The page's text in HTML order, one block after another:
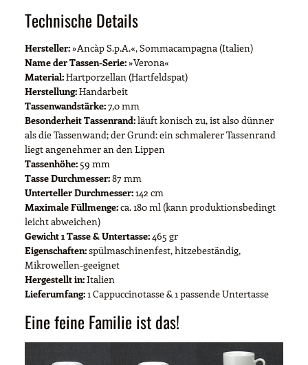
Technische Details
Hersteller:»Ancàp S.p.A.«, Sommacampagna (Italien)
Name der Tassen-Serie:»Verona«
Material:Hartporzellan (Hartfeldspat)
Herstellung:Handarbeit
Tassenwandstärke:7,0 mm
Besonderheit Tassenrand:läuft konisch zu, ist also dünner
als die Tassenwand; der Grund: ein schmalerer Tassenrand
liegt angenehmer an den Lippen
Tassenhöhe: 59 mm
Tasse Durchmesser:87 mm
Unterteller Durchmesser:142 cm
Maximale Füllmenge:ca. 180 ml (kann produktionsbedingt
leicht abweichen)
Gewicht 1 Tasse & Untertasse:465 gr
Eigenschaften:spülmaschinenfest, hitzebeständig,
Mikrowellen-geeignet
Hergestellt in:Italien
Lieferumfang:1 Cappuccinotasse & 1 passende Untertasse
Eine feine Familie ist das!